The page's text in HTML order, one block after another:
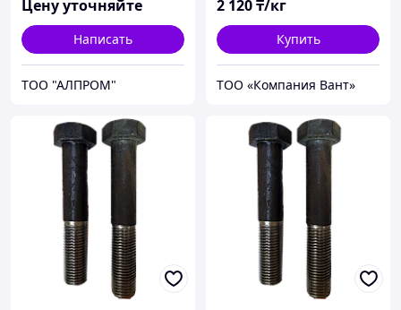
Цену уточняйте
Написать
ТОО "АЛПРОМ"
2 120₸/кг
Купить
ТОО «Компания Вант»